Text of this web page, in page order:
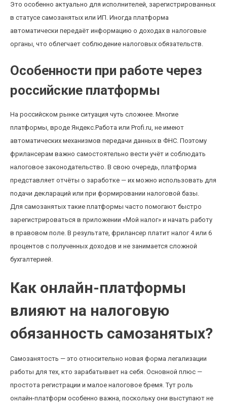
Это особенно актуально для исполнителей, зарегистрированных
в статусе самозанятых или ИП. Иногда платформа
автоматически передаёт информацию о доходах в налоговые
органы, что облегчает соблюдение налоговых обязательств.
Особенности при работе через
российские платформы
На российском рынке ситуация чуть сложнее. Многие
платформы, вроде Яндекс.Работа или Profi.ru, не имеют
автоматических механизмов передачи данных в ФНС. Поэтому
фрилансерам важно самостоятельно вести учёт и соблюдать
налоговое законодательство. В свою очередь, платформа
представляет отчёты о заработке — их можно использовать для
подачи деклараций или при формировании налоговой базы.
Для самозанятых такие платформы часто помогают быстро
зарегистрироваться в приложении «Мой налог» и начать работу
в правовом поле. В результате, фрилансер платит налог 4 или 6
процентов с полученных доходов и не занимается сложной
бухгалтерией.
Как онлайн-платформы
влияют на налоговую
обязанность самозанятых?
Самозанятость — это относительно новая форма легализации
работы для тех, кто зарабатывает на себя. Основной плюс —
простота регистрации и малое налоговое бремя. Тут роль
онлайн-платформ особенно важна, поскольку они выступают не